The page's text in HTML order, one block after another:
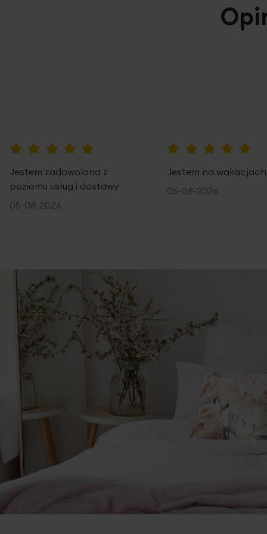
Jestem zadowolona z
poziomu usług i dostawy
05-08-2026
Jestem na
05-08-2026